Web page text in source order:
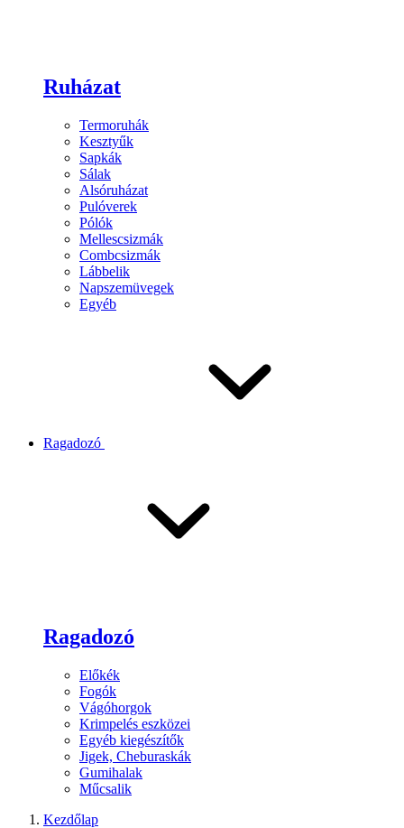
Ruházat
Termoruhák
Kesztyűk
Sapkák
Sálak
Alsóruházat
Pulóverek
Pólók
Mellescsizmák
Combcsizmák
Lábbelik
Napszemüvegek
Egyéb
Ragadozó
Ragadozó
Előkék
Fogók
Vágóhorgok
Krimpelés eszközei
Egyéb kiegészítők
Jigek, Cheburaskák
Gumihalak
Műcsalik
Kezdőlap